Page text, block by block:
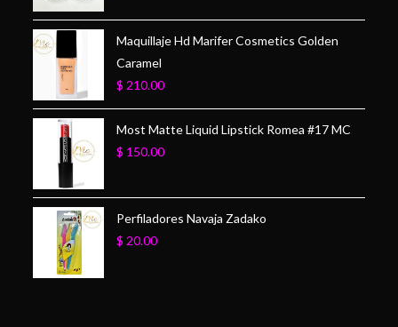
Maquillaje Hd Marifer Cosmetics Golden
Caramel
$ 210.00
Most Matte Liquid Lipstick Romea #17 MC
$ 150.00
Perfiladores Navaja Zadako
$ 20.00